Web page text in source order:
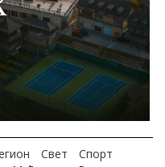
Свет
Спорт